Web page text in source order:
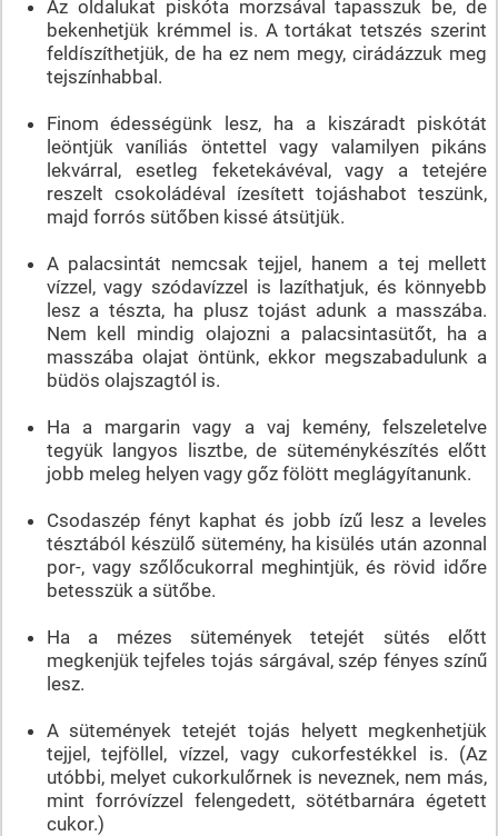
Az oldalukat piskóta morzsával tapasszuk be, de
bekenhetjük krémmel is. A tortákat tetszés szerint
feldíszíthetjük, de ha ez nem megy, cirádázzuk meg
tejszínhabbal.
Finom édességünk lesz, ha a kiszáradt piskótát
leöntjük vaníliás öntettel vagy valamilyen pikáns
lekvárral, esetleg feketekávéval, vagy a tetejére
reszelt csokoládéval ízesített tojáshabot teszünk,
majd forrós sütőben kissé átsütjük.
A palacsintát nemcsak tejjel, hanem a tej mellett
vízzel, vagy szódavízzel is lazíthatjuk, és könnyebb
lesz a tészta, ha plusz tojást adunk a masszába.
Nem kell mindig olajozni a palacsintasütőt, ha a
masszába olajat öntünk, ekkor megszabadulunk a
büdös olajszagtól is.
Ha a margarin vagy a vaj kemény, felszeletelve
tegyük langyos lisztbe, de süteménykészítés előtt
jobb meleg helyen vagy gőz fölött meglágyítanunk.
Csodaszép fényt kaphat és jobb ízű lesz a leveles
tésztából készülő sütemény, ha kisülés után azonnal
por-, vagy szőlőcukorral meghintjük, és rövid időre
betesszük a sütőbe.
Ha a mézes sütemények tetejét sütés előtt
megkenjük tejfeles tojás sárgával, szép fényes színű
lesz.
A sütemények tetejét tojás helyett megkenhetjük
tejjel, tejföllel, vízzel, vagy cukorfestékkel is. (Az
utóbbi, melyet cukorkulőrnek is neveznek, nem más,
mint forróvízzel felengedett, sötétbarnára égetett
cukor.)